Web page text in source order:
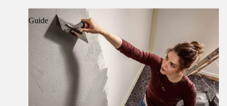
Guide